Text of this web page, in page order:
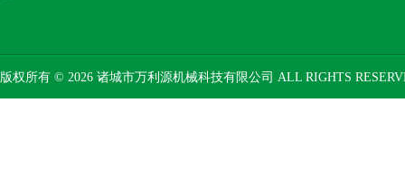
版权所有 © 2026 诸城市万利源机械科技有限公司 ALL RIGHTS